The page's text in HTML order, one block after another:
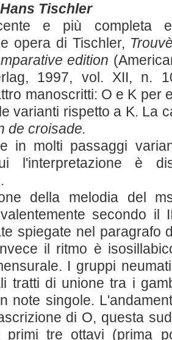
Tischler
e più completa
opera di Tischler,
edition
1997, vol. XII, n.
manoscritti: O e K per
varianti rispetto a K. La
de croisade.
in molti passaggi
l'interpretazione è
della melodia del
secondo il
spiegate nel paragrafo
il ritmo è
I gruppi
tratti di unione tra i
note singole.
di O, questa
tre ottavi (prima